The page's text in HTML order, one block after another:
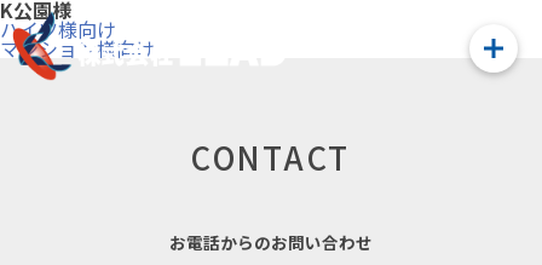
K公園様
投
稿
ナ
ハイツ様向け
マンション様向け
CONTACT
お電話からのお問い合わせ